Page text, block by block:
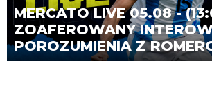
MERCATO LIVE 05.08 -
ZOAFEROWANY
POROZUMIENIA Z